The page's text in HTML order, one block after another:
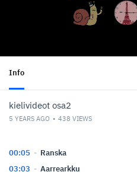
Info
kielivideot osa2
5 YEARS AGO 438 VIEWS
00:05
Ranska
03:03
Aarrearkku